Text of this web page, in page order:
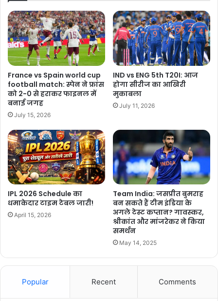
France vs Spain world cup
football match: स्पेन ने फ्रांस
को 2-0 से हराकर फाइनल में
बनाई जगह
July 15, 2026
IND vs ENG 5th T20I: आज
होगा सीरीज का आखिरी
मुकाबला
July 11, 2026
IPL 2026 Schedule का
धमाकेदार टाइम टेबल जारी!
April 15, 2026
Team India: जसप्रीत बुमराह
बन सकते हैं टीम इंडिया के
अगले टेस्ट कप्तान? गावस्कर,
श्रीकांत और मांजरेकर ने किया
समर्थन
May 14, 2025
Popular Recent Comments